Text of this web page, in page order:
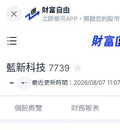
財富自由
立即使用APP，開啟您的股市
-
藍新科技 7739
- - 最近更新時間： 2026/08/07 11:07
個股概覽 財務報表